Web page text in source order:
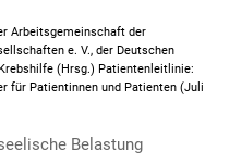
Arbeitsgemeinschaft der
e. V., der Deutschen
(Hrsg.) Patientenleitlinie:
für Patientinnen und Patienten (Juli
Belastung